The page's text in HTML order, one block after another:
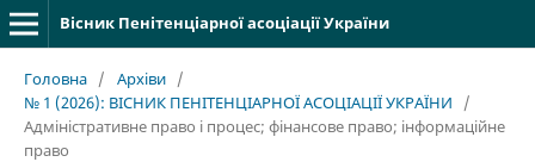
Вісник Пенітенціарної асоціації України
Головна / Архіви /
№ 1 (2026): ВІСНИК ПЕНІТЕНЦІАРНОЇ АСОЦІАЦІЇ УКРАЇНИ
/
Адміністративне право і процес; фінансове право; інформаційне
право